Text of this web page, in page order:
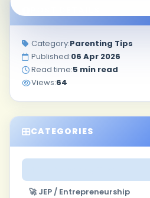
Category:Parenting Tips
Published:06 Apr 2026
Read time:5 min read
Views:64
CATEGORIES
🚀 JEP / Entrepreneurship